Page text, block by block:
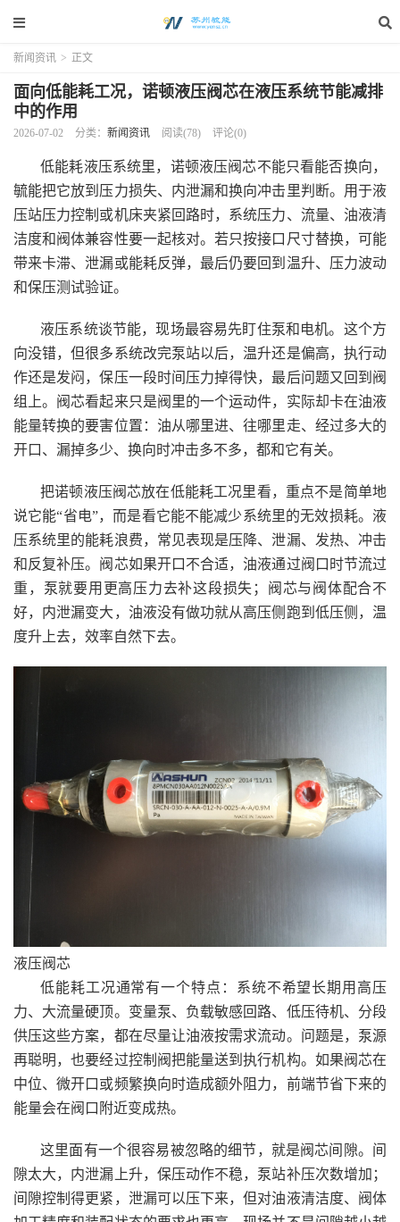
新闻资讯 > 正文
面向低能耗工况，诺顿液压阀芯在液压系统节能减排
中的作用
2026-07-02 分类： 新闻资讯 阅读(78) 评论(0)
低能耗液压系统里，诺顿液压阀芯不能只看能否换向，
毓能把它放到压力损失、内泄漏和换向冲击里判断。用于液
压站压力控制或机床夹紧回路时，系统压力、流量、油液清
洁度和阀体兼容性要一起核对。若只按接口尺寸替换，可能
带来卡滞、泄漏或能耗反弹，最后仍要回到温升、压力波动
和保压测试验证。
液压系统谈节能，现场最容易先盯住泵和电机。这个方
向没错，但很多系统改完泵站以后，温升还是偏高，执行动
作还是发闷，保压一段时间压力掉得快，最后问题又回到阀
组上。阀芯看起来只是阀里的一个运动件，实际却卡在油液
能量转换的要害位置：油从哪里进、往哪里走、经过多大的
开口、漏掉多少、换向时冲击多不多，都和它有关。
把诺顿液压阀芯放在低能耗工况里看，重点不是简单地
说它能“省电”，而是看它能不能减少系统里的无效损耗。液
压系统里的能耗浪费，常见表现是压降、泄漏、发热、冲击
和反复补压。阀芯如果开口不合适，油液通过阀口时节流过
重，泵就要用更高压力去补这段损失；阀芯与阀体配合不
好，内泄漏变大，油液没有做功就从高压侧跑到低压侧，温
度升上去，效率自然下去。
液压阀芯
低能耗工况通常有一个特点：系统不希望长期用高压
力、大流量硬顶。变量泵、负载敏感回路、低压待机、分段
供压这些方案，都在尽量让油液按需求流动。问题是，泵源
再聪明，也要经过控制阀把能量送到执行机构。如果阀芯在
中位、微开口或频繁换向时造成额外阻力，前端节省下来的
能量会在阀口附近变成热。
这里面有一个很容易被忽略的细节，就是阀芯间隙。间
隙太大，内泄漏上升，保压动作不稳，泵站补压次数增加；
间隙控制得更紧，泄漏可以压下来，但对油液清洁度、阀体